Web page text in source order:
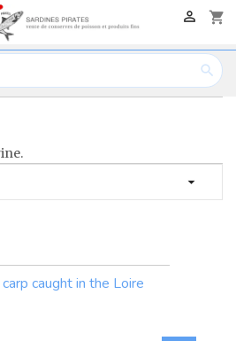
shopping_cart



caught in the Loire